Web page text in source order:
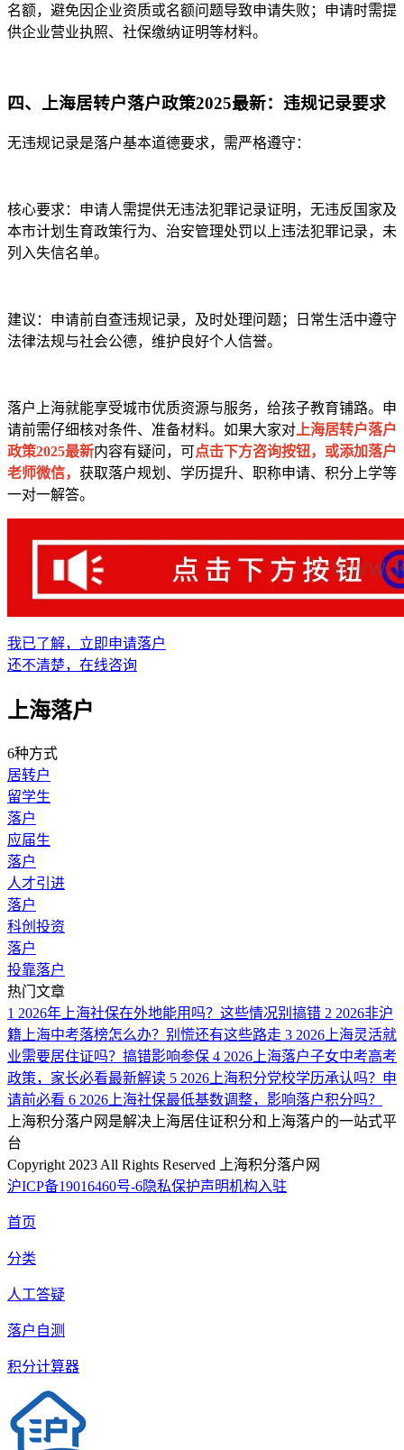
名额，避免因企业资质或名额问题导致申请失败；申请时需提
供企业营业执照、社保缴纳证明等材料。​
四、上海居转户落户政策2025最新：违规记录要求​
无违规记录是落户基本道德要求，需严格遵守：​
核心要求：申请人需提供无违法犯罪记录证明，无违反国家及
本市计划生育政策行为、治安管理处罚以上违法犯罪记录，未
列入失信名单。​
建议：申请前自查违规记录，及时处理问题；日常生活中遵守
法律法规与社会公德，维护良好个人信誉。​
落户上海就能享受城市优质资源与服务，给孩子教育铺路。申
请前需仔细核对条件、准备材料。如果大家对 上海居转户落户
政策2025最新内容有疑问，可点击下方咨询按钮，或添加落户
老师微信， 获取落户规划、学历提升、职称申请、积分上学等
一对一解答。
我已了解，立即申请落户
还不清楚，在线咨询
上海落户
6种方式
居转户
留学生
落户
应届生
落户
人才引进
落户
科创投资
落户
投靠落户
热门文章
1 2026年上海社保在外地能用吗？这些情况别搞错 2 2026非沪
籍上海中考落榜怎么办？别慌还有这些路走 3 2026上海灵活就
业需要居住证吗？搞错影响参保 4 2026上海落户子女中考高考
政策，家长必看最新解读 5 2026上海积分党校学历承认吗？申
请前必看 6 2026上海社保最低基数调整，影响落户积分吗？
上海积分落户网是解决上海居住证积分和上海落户的一站式平
台
Copyright 2023 All Rights Reserved 上海积分落户网
沪ICP备19016460号-6隐私保护声明机构入驻
首页
分类
人工答疑
落户自测
积分计算器